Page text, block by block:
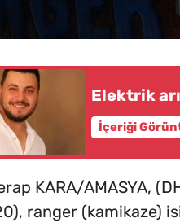
Elektrik
İçeriği
KARA/AMASYA,
ranger (kamikaze)